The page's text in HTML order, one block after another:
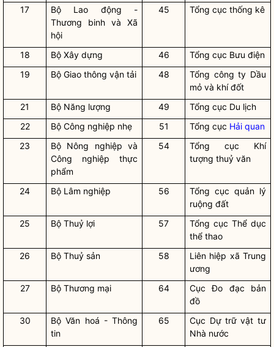
17
Bộ Lao động -
Thương binh và Xã
hội
45 Tổng cục thống kê
18 Bộ Xây dựng 46
Tổng cục Bưu điện
19
Bộ Giao thông vận tải 48
Tổng công ty Dầu
mỏ và khí đốt
21
Bộ Năng lượng 49
Tổng cục Du lịch
22
Bộ Công nghiệp nhẹ 51 Tổng cục Hải quan
23
Bộ Nông nghiệp và
Công nghiệp thực
phẩm
54
Tổng cục Khí
tượng thuỷ văn
24 Bộ Lâm nghiệp 56
Tổng cục quản lý
ruộng đất
25
Bộ Thuỷ lợi 57
Tổng cục Thể dục
thể thao
26
Bộ Thuỷ sản 58
Liên hiệp xã Trung
ương
27
Bộ Thương mại 64
Cục Đo đạc bản
đồ
30
Bộ Văn hoá - Thông
tin
65
Cục Dự trữ vật tư
Nhà nước